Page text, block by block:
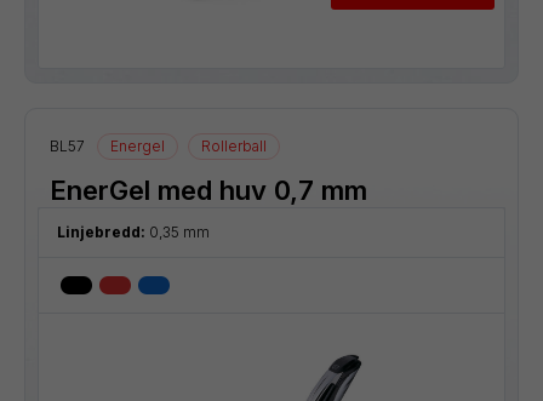
BL57 Energel Rollerball
EnerGel med huv 0,7 mm
Linjebredd: 0,35 mm